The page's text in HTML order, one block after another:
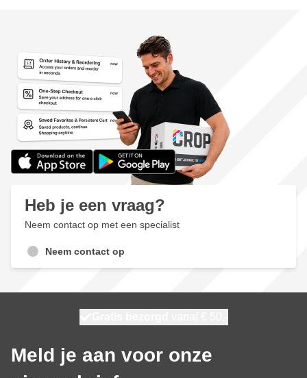
Heb je een vraag?
Neem contact op met een specialist
Neem contact op
Meld je aan voor onze